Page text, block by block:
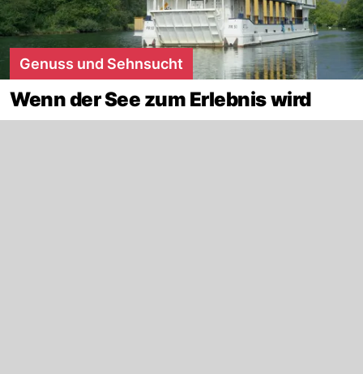
Genuss und Sehnsucht
Wenn der See zum Erlebnis wird